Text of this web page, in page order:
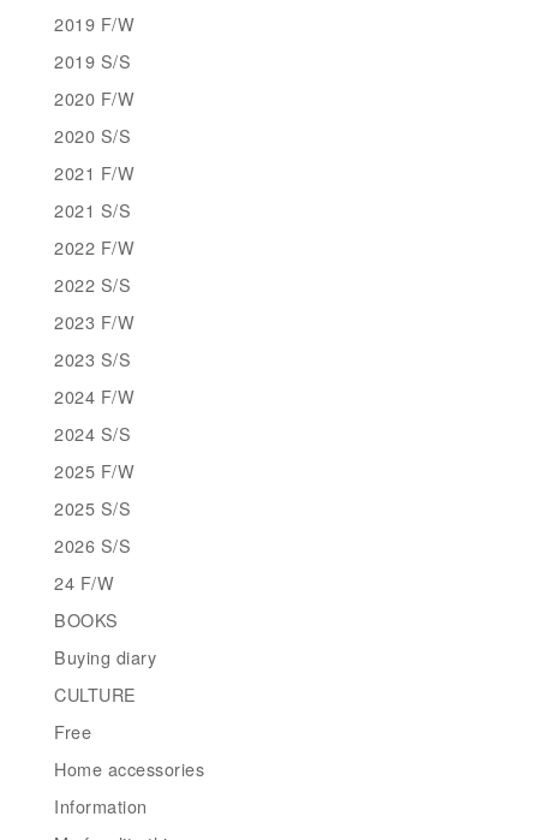
2019 F/W
2019 S/S
2020 F/W
2020 S/S
2021 F/W
2021 S/S
2022 F/W
2022 S/S
2023 F/W
2023 S/S
2024 F/W
2024 S/S
2025 F/W
2025 S/S
2026 S/S
24 F/W
BOOKS
Buying diary
CULTURE
Free
Home accessories
Information